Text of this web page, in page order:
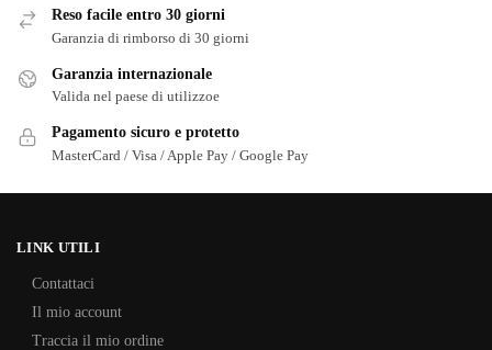
Reso facile entro 30 giorni
Garanzia di rimborso di 30 giorni
Garanzia internazionale
Valida nel paese di utilizzoe
Pagamento sicuro e protetto
MasterCard / Visa / Apple Pay / Google Pay
LINK UTILI
Contattaci
Il mio account
Traccia il mio ordine